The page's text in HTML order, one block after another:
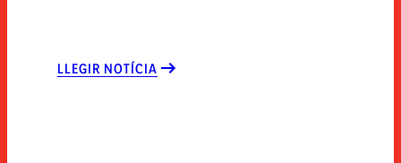
LLEGIR NOTÍCIA